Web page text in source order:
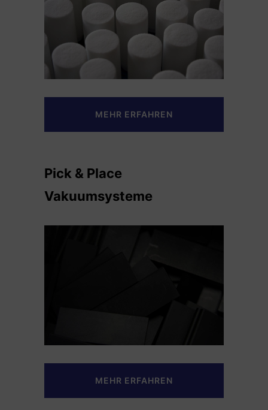
MEHR ERFAHREN
Pick & Place
Vakuumsysteme
MEHR ERFAHREN